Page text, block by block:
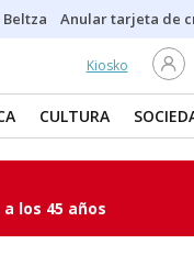
Beltza Anular tarjeta de
Kiosko
CULTURA
los 45 años